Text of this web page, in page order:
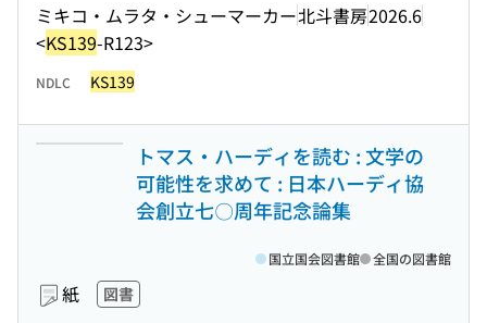
ミキコ・ムラタ・シューマーカー北斗書房2026.6
<KS139-R123>
NDLC KS139
トマス・ハーディを読む : 文学の
可能性を求めて : 日本ハーディ協
会創立七〇周年記念論集
紙 図書
国立国会図書館 全国の図書館